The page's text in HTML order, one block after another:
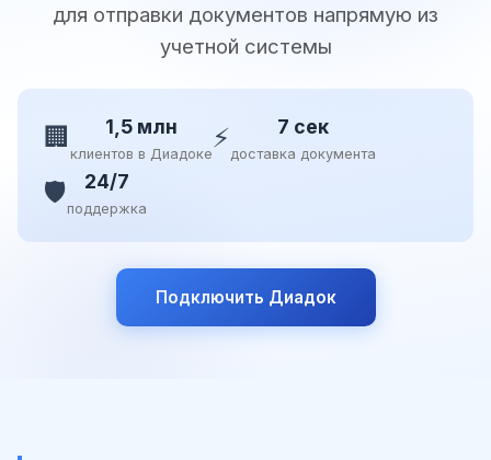
для отправки документов напрямую из
учетной системы
🏢 1,5 млн
клиентов в Диадоке⚡ 7 сек
доставка документа
🛡️ 24/7
поддержка
Подключить Диадок